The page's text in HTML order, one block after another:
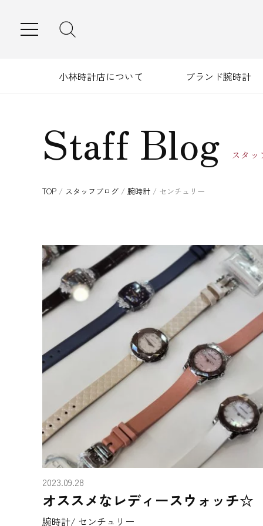
小林時計店について ブランド腕時計
Staff Blog スタ
TOP / スタッフブログ / 腕時計 / センチュリー
2023.09.28
オススメなレディースウォッチ☆
腕時計/ センチュリー